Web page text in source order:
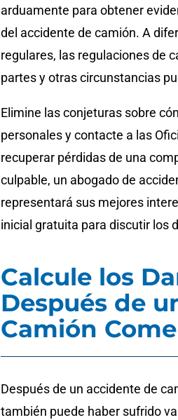
arduamente para obtener
del accidente de camión. A
regulares, las regulaciones de
partes y otras circunstancias
Elimine las conjeturas sobre
personales y contacte a las
recuperar pérdidas de una
culpable, un abogado de
representará sus mejores
inicial gratuita para discutir los
Calcule los
Después de
Camión
Después de un accidente de
también puede haber sufrido